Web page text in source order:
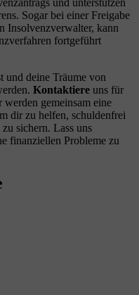
und unterstützen
Sogar bei einer Freigabe
Insolvenzverwalter, kann
fortgeführt
und deine Träume von
Kontaktiere uns für
werden gemeinsam eine
dir zu helfen, schuldenfrei
sichern. Lass uns
finanziellen Probleme zu